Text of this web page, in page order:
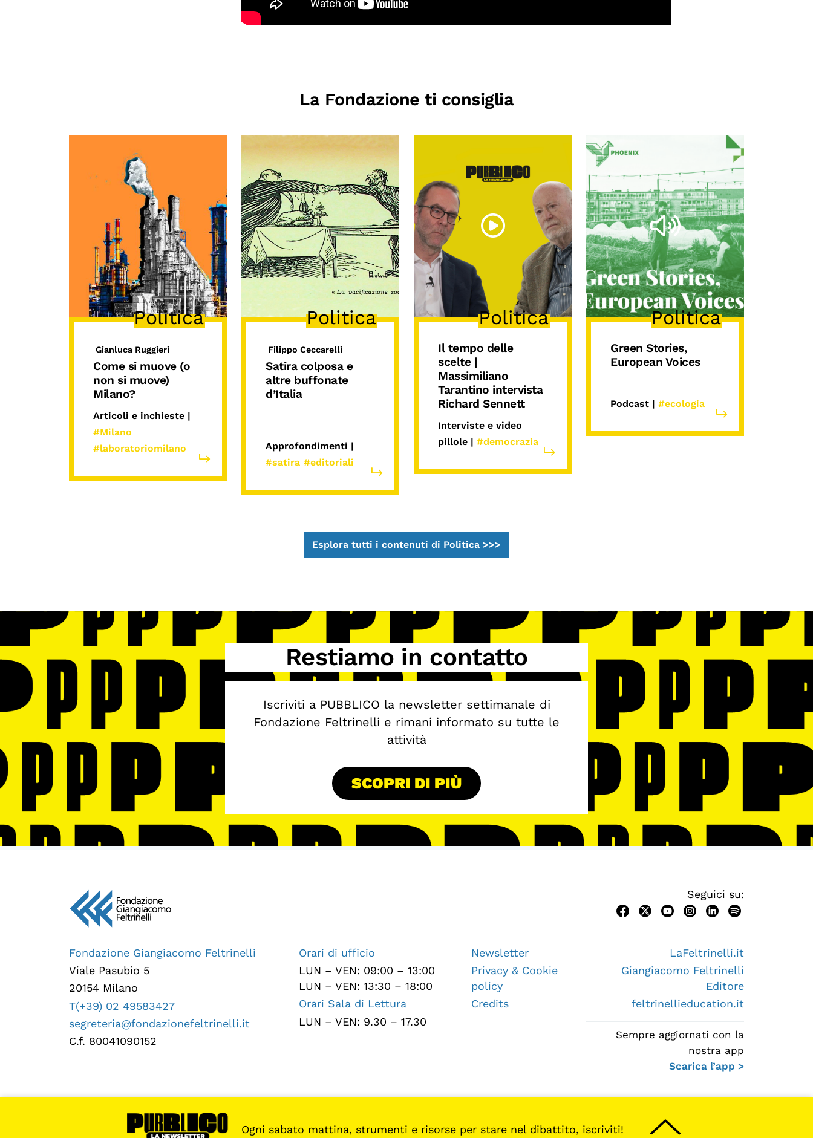
La Fondazione ti consiglia
Politica
Gianluca Ruggieri
Come si muove (o
non si muove)
Milano?
Articoli e inchieste |
#Milano
#laboratoriomilano
Politica
Filippo Ceccarelli
Satira colposa e
altre buffonate
d’Italia
Approfondimenti |
#satira #editoriali
Politica
Il tempo delle
scelte |
Massimiliano
Tarantino intervista
Richard Sennett
Interviste e video
pillole | #democrazia
Politica
Green Stories,
European Voices
Podcast | #ecologia
Esplora tutti i contenuti di Politica >>>
Restiamo in contatto
Iscriviti a PUBBLICO la newsletter settimanale di
Fondazione Feltrinelli e rimani informato su tutte le
attività
SCOPRI DI PIÙ
Ogni sabato mattina, strumenti e risorse per stare nel dibattito, iscriviti!
Seguici su:
Fondazione Giangiacomo Feltrinelli
Viale Pasubio 5
20154 Milano
T(+39) 02 49583427
segreteria@fondazionefeltrinelli.it
C.f. 80041090152
Orari di ufficio
LUN – VEN: 09:00 – 13:00
LUN – VEN: 13:30 – 18:00
Orari Sala di Lettura
LUN – VEN: 9.30 – 17.30
Newsletter
Privacy & Cookie
policy
Credits
LaFeltrinelli.it
Giangiacomo Feltrinelli
Editore
feltrinellieducation.it
Sempre aggiornati con la
nostra app
Scarica l’app >